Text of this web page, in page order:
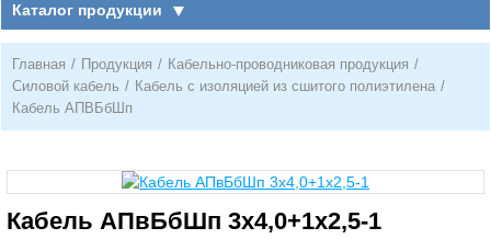
Каталог продукции
Главная / Продукция / Кабельно-проводниковая продукция /
Силовой кабель / Кабель с изоляцией из сшитого полиэтилена /
Кабель АПВБбШп
Кабель АПвБбШп 3х4,0+1х2,5-1